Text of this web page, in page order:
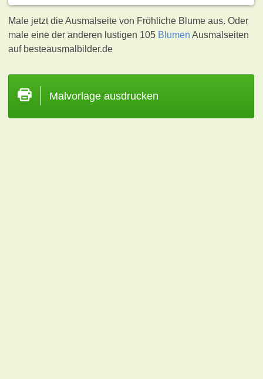
Male jetzt die Ausmalseite von Fröhliche Blume aus. Oder
male eine der anderen lustigen 105 Blumen Ausmalseiten
auf besteausmalbilder.de
Malvorlage ausdrucken